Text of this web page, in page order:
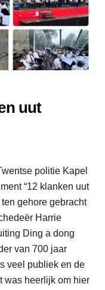
uut
politie Kapel
“12 klanken uut
gehore gebracht
Harrie
Ding a dong
van 700 jaar
veel publiek en de
was heerlijk om hier